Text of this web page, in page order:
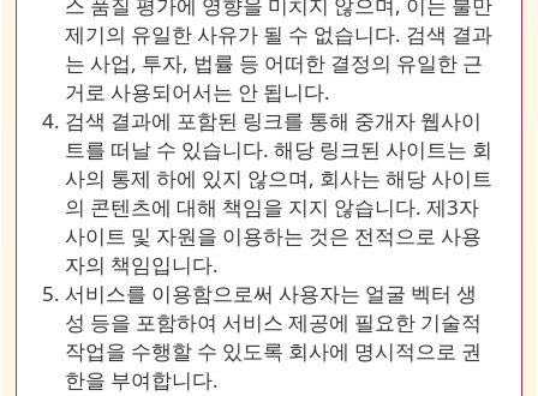
스 품질 평가에 영향을 미치지 않으며, 이는 불만
제기의 유일한 사유가 될 수 없습니다. 검색 결과
는 사업, 투자, 법률 등 어떠한 결정의 유일한 근
거로 사용되어서는 안 됩니다.
검색 결과에 포함된 링크를 통해 중개자 웹사이
트를 떠날 수 있습니다. 해당 링크된 사이트는 회
사의 통제 하에 있지 않으며, 회사는 해당 사이트
의 콘텐츠에 대해 책임을 지지 않습니다. 제3자
사이트 및 자원을 이용하는 것은 전적으로 사용
자의 책임입니다.
서비스를 이용함으로써 사용자는 얼굴 벡터 생
성 등을 포함하여 서비스 제공에 필요한 기술적
작업을 수행할 수 있도록 회사에 명시적으로 권
한을 부여합니다.